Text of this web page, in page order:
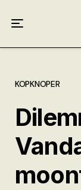
KOPKNOPER
Piet
Gas